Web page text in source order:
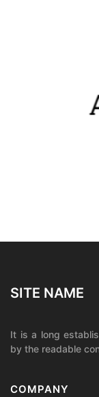
SITE NAME
It is a long
by the readable
COMPANY